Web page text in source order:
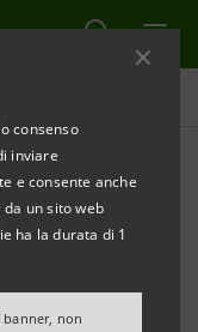
consenso
inviare
e consente anche
un sito web
ha la durata di 1
non
PROMUOVE UN
L’EXPO NELLA